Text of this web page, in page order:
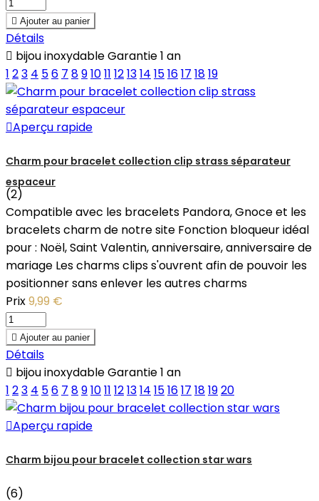
 Ajouter au panier
Détails
 bijou inoxydable Garantie 1 an
1 23 4 56 7 891011 121314 151617 1819
Aperçu rapide
Charm pour bracelet collection clip strass séparateur
espaceur
(2)
Compatible avec les bracelets Pandora, Gnoce et les
bracelets charm de notre site Fonction bloqueur idéal
pour : Noël, Saint Valentin, anniversaire, anniversaire de
mariage Les charms clips s'ouvrent afin de pouvoir les
positionner sans enlever les autres charms
Prix9,99 €
 Ajouter au panier
Détails
 bijou inoxydable Garantie 1 an
1 23 4 56 7 891011 121314 151617 181920
Aperçu rapide
Charm bijou pour bracelet collection star wars
(6)